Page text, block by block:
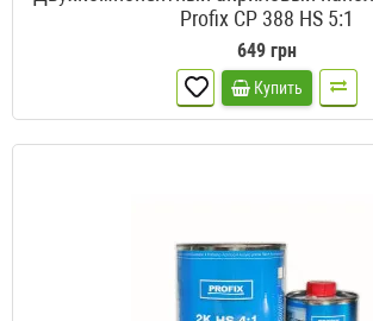
Profix CP 388 HS 5:1
649 грн
Купить